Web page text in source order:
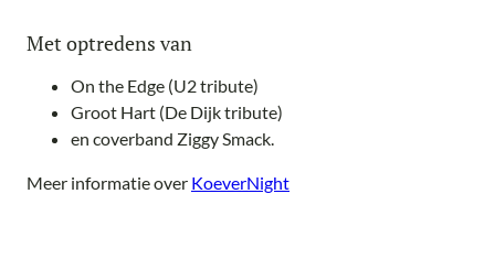
Met optredens van
On the Edge (U2 tribute)
Groot Hart (De Dijk tribute)
en coverband Ziggy Smack.
Meer informatie over KoeverNight